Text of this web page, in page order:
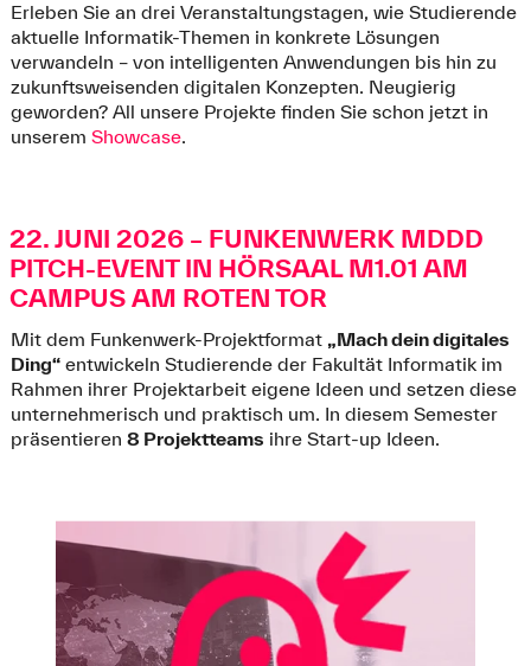
Erleben Sie an drei Veranstaltungstagen, wie Studierende
aktuelle Informatik-Themen in konkrete Lösungen
verwandeln – von intelligenten Anwendungen bis hin zu
zukunftsweisenden digitalen Konzepten. Neugierig
geworden? All unsere Projekte finden Sie schon jetzt in
unserem Showcase.
22. JUNI 2026 – FUNKENWERK MDDD
PITCH-EVENT IN HÖRSAAL M1.01 AM
CAMPUS AM ROTEN TOR
Mit dem Funkenwerk-Projektformat „Mach dein digitales
Ding“entwickeln Studierende der Fakultät Informatik im
Rahmen ihrer Projektarbeit eigene Ideen und setzen diese
unternehmerisch und praktisch um. In diesem Semester
präsentieren 8 Projektteams ihre Start-up Ideen.